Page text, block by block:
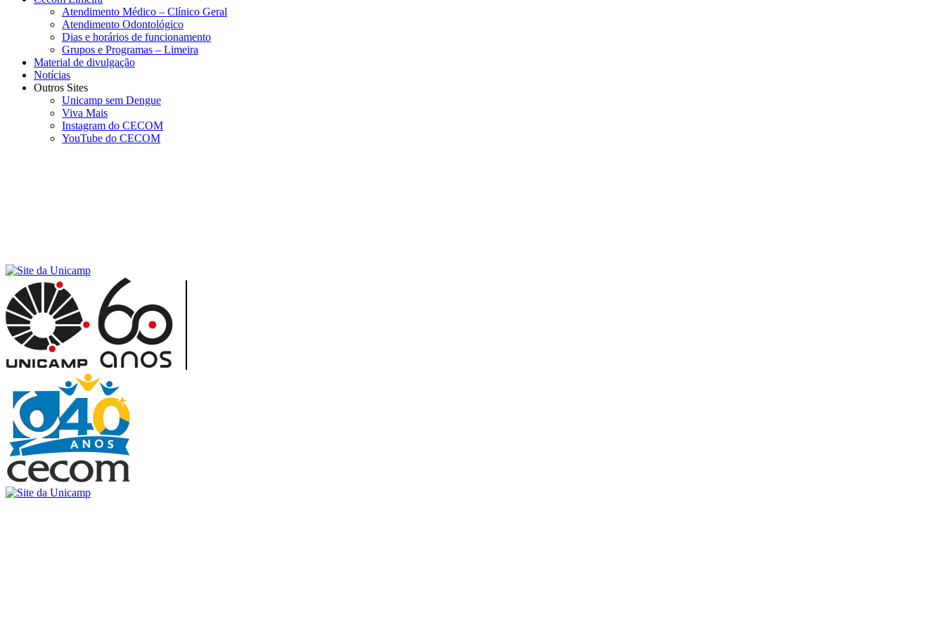
Atendimento Médico – Clínico Geral
Atendimento Odontológico
Dias e horários de funcionamento
Grupos e Programas – Limeira
Material de divulgação
Notícias
Outros Sites
Unicamp sem Dengue
Viva Mais
Instagram do CECOM
YouTube do CECOM